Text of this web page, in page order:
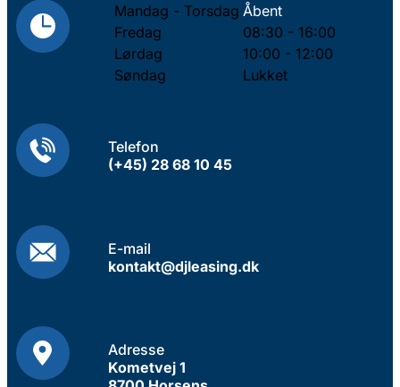
Mandag - Torsdag Åbent
Fredag
08:30 - 16:00
Lørdag
10:00 - 12:00
Søndag
Lukket
Telefon
(+45) 28 68 10 45
E-mail
kontakt@djleasing.dk
Adresse
Kometvej 1